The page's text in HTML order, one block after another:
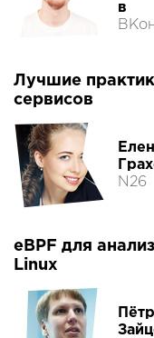
в
Лучшие
сервисов
N26
eBPF для
Linux
Пётр